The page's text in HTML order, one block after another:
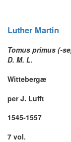
Luther Martin
Tomus primus (-
D. M. L.
Wittebergæ
per J. Lufft
1545-1557
7 vol.